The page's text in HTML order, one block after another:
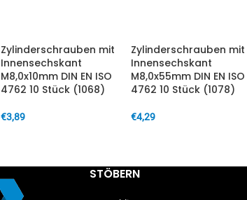
Zylinderschrauben mit
Innensechskant
M8,0x10mm DIN EN ISO
4762 10 Stück (1068)
€3,89
Zylinderschrauben mit
Innensechskant
M8,0x55mm DIN EN ISO
4762 10 Stück (1078)
€4,29
STÖBERN